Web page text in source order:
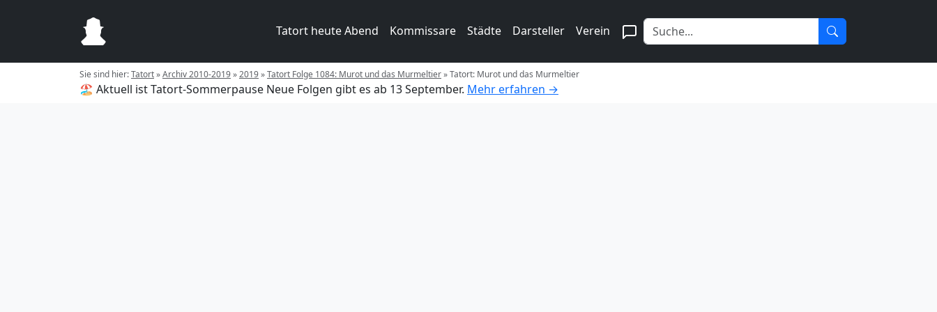
Tatort heute Abend Kommissare Städte Darsteller Verein
Sie sind hier:Tatort»Archiv 2010-2019»2019»Tatort Folge 1084: Murot und das Murmeltier»Tatort: Murot und das Murmeltier
🏖️ Aktuell ist Tatort-Sommerpause Neue Folgen gibt es ab 13 September. Mehr erfahren →